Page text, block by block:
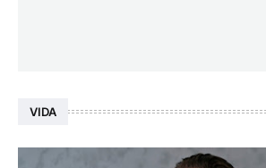
VIDA